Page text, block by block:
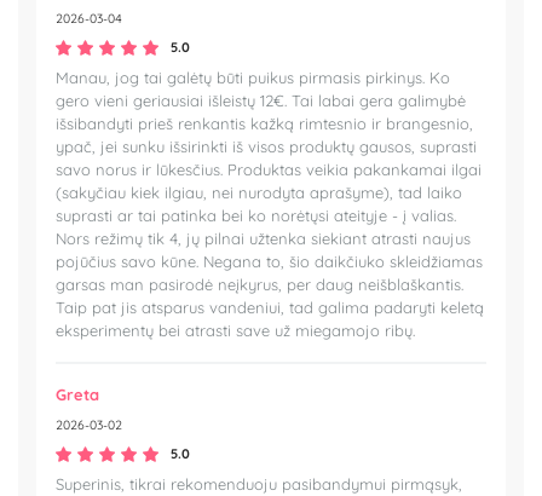
2026-03-04
5.0
Manau, jog tai galėtų būti puikus pirmasis pirkinys. Ko
gero vieni geriausiai išleistų 12€. Tai labai gera galimybė
išsibandyti prieš renkantis kažką rimtesnio ir brangesnio,
ypač, jei sunku išsirinkti iš visos produktų gausos, suprasti
savo norus ir lūkesčius. Produktas veikia pakankamai ilgai
(sakyčiau kiek ilgiau, nei nurodyta aprašyme), tad laiko
suprasti ar tai patinka bei ko norėtųsi ateityje - į valias.
Nors režimų tik 4, jų pilnai užtenka siekiant atrasti naujus
pojūčius savo kūne. Negana to, šio daikčiuko skleidžiamas
garsas man pasirodė neįkyrus, per daug neišblaškantis.
Taip pat jis atsparus vandeniui, tad galima padaryti keletą
eksperimentų bei atrasti save už miegamojo ribų.
Greta
2026-03-02
5.0
Superinis, tikrai rekomenduoju pasibandymui pirmąsyk,